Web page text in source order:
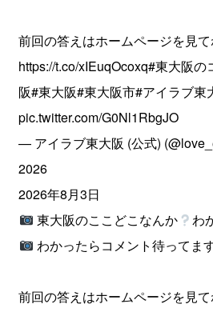
前回の答えはホームページを見て
https://t.co/xIEuqOcoxq#東大阪の
阪#東大阪#東大阪市#アイラブ東
pic.twitter.com/G0Nl1RbgJO
— アイラブ東大阪 (公式)
2026
2026年8月3日
東大阪のここどこなんか
わ
わかったらコメント待ってま
前回の答えはホームページを見て